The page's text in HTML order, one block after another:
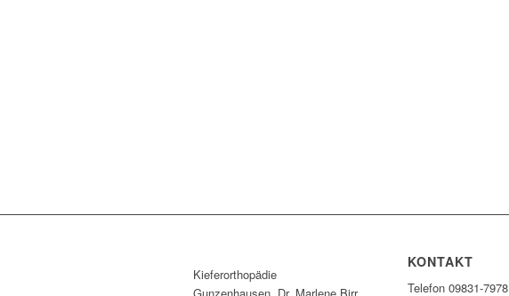
Kieferorthopädie
KONTAKT
Telefon 09831-7978